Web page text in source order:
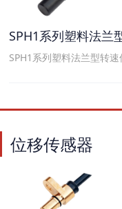
SPH1系列塑料法兰
SPH1系列塑料法兰型转
位移传感器